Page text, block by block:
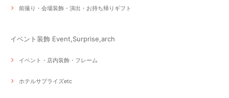
前撮り・会場装飾・演出・お持ち帰りギフト
イベント装飾 Event,Surprise,arch
イベント・店内装飾・フレーム
ホテルサプライズetc